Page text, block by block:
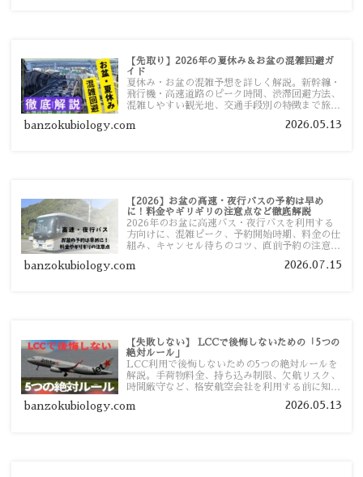
【先取り】2026年の夏休み＆お盆の混雑回避ガ
イド
夏休み・お盆の混雑予想を詳しく解説。新幹線・
飛行機・高速道路のピーク時間、渋滞回避方法、
混雑しやすい観光地、交通手段別の特徴まで旅行
banzokubiology.com 2026.05.13
【2026】お盆の高速・夜行バスの予約は早め
に！料金やギリギリの注意点など徹底解説
2026年のお盆に高速バス・夜行バスを利用する
方向けに、混雑ピーク、予約開始時期、料金の仕
組み、キャンセル待ちのコツ、直前予約の注意点
banzokubiology.com 2026.07.15
【失敗しない】 LCCで後悔しないための「5つの
絶対ルール」
LCC利用で後悔しないための5つの絶対ルールを
解説。手荷物料金、持ち込み制限、欠航リスク、
時間厳守など、格安航空会社を利用する前に知っ
す。
banzokubiology.com 2026.05.13